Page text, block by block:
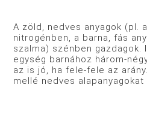
A zöld, nedves anyagok (pl.
nitrogénben, a barna, fás
szalma) szénben gazdagok.
egység barnához három-
az is jó, ha fele-fele az
mellé nedves alapanyagokat